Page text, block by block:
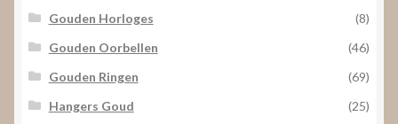
Gouden Horloges
(8)
Gouden Oorbellen
(46)
Gouden Ringen
(69)
Hangers Goud
(25)